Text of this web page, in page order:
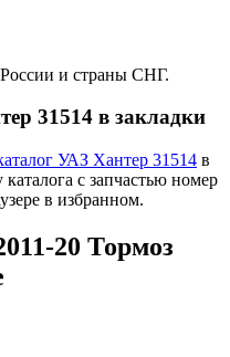
России и страны СНГ.
31514 в закладки
УАЗ Хантер 31514 в
с запчастью номер
в избранном.
20 Тормоз